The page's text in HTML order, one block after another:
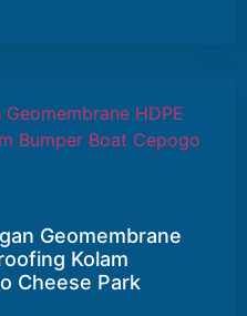
Geomembrane
Kolam
Cheese Park